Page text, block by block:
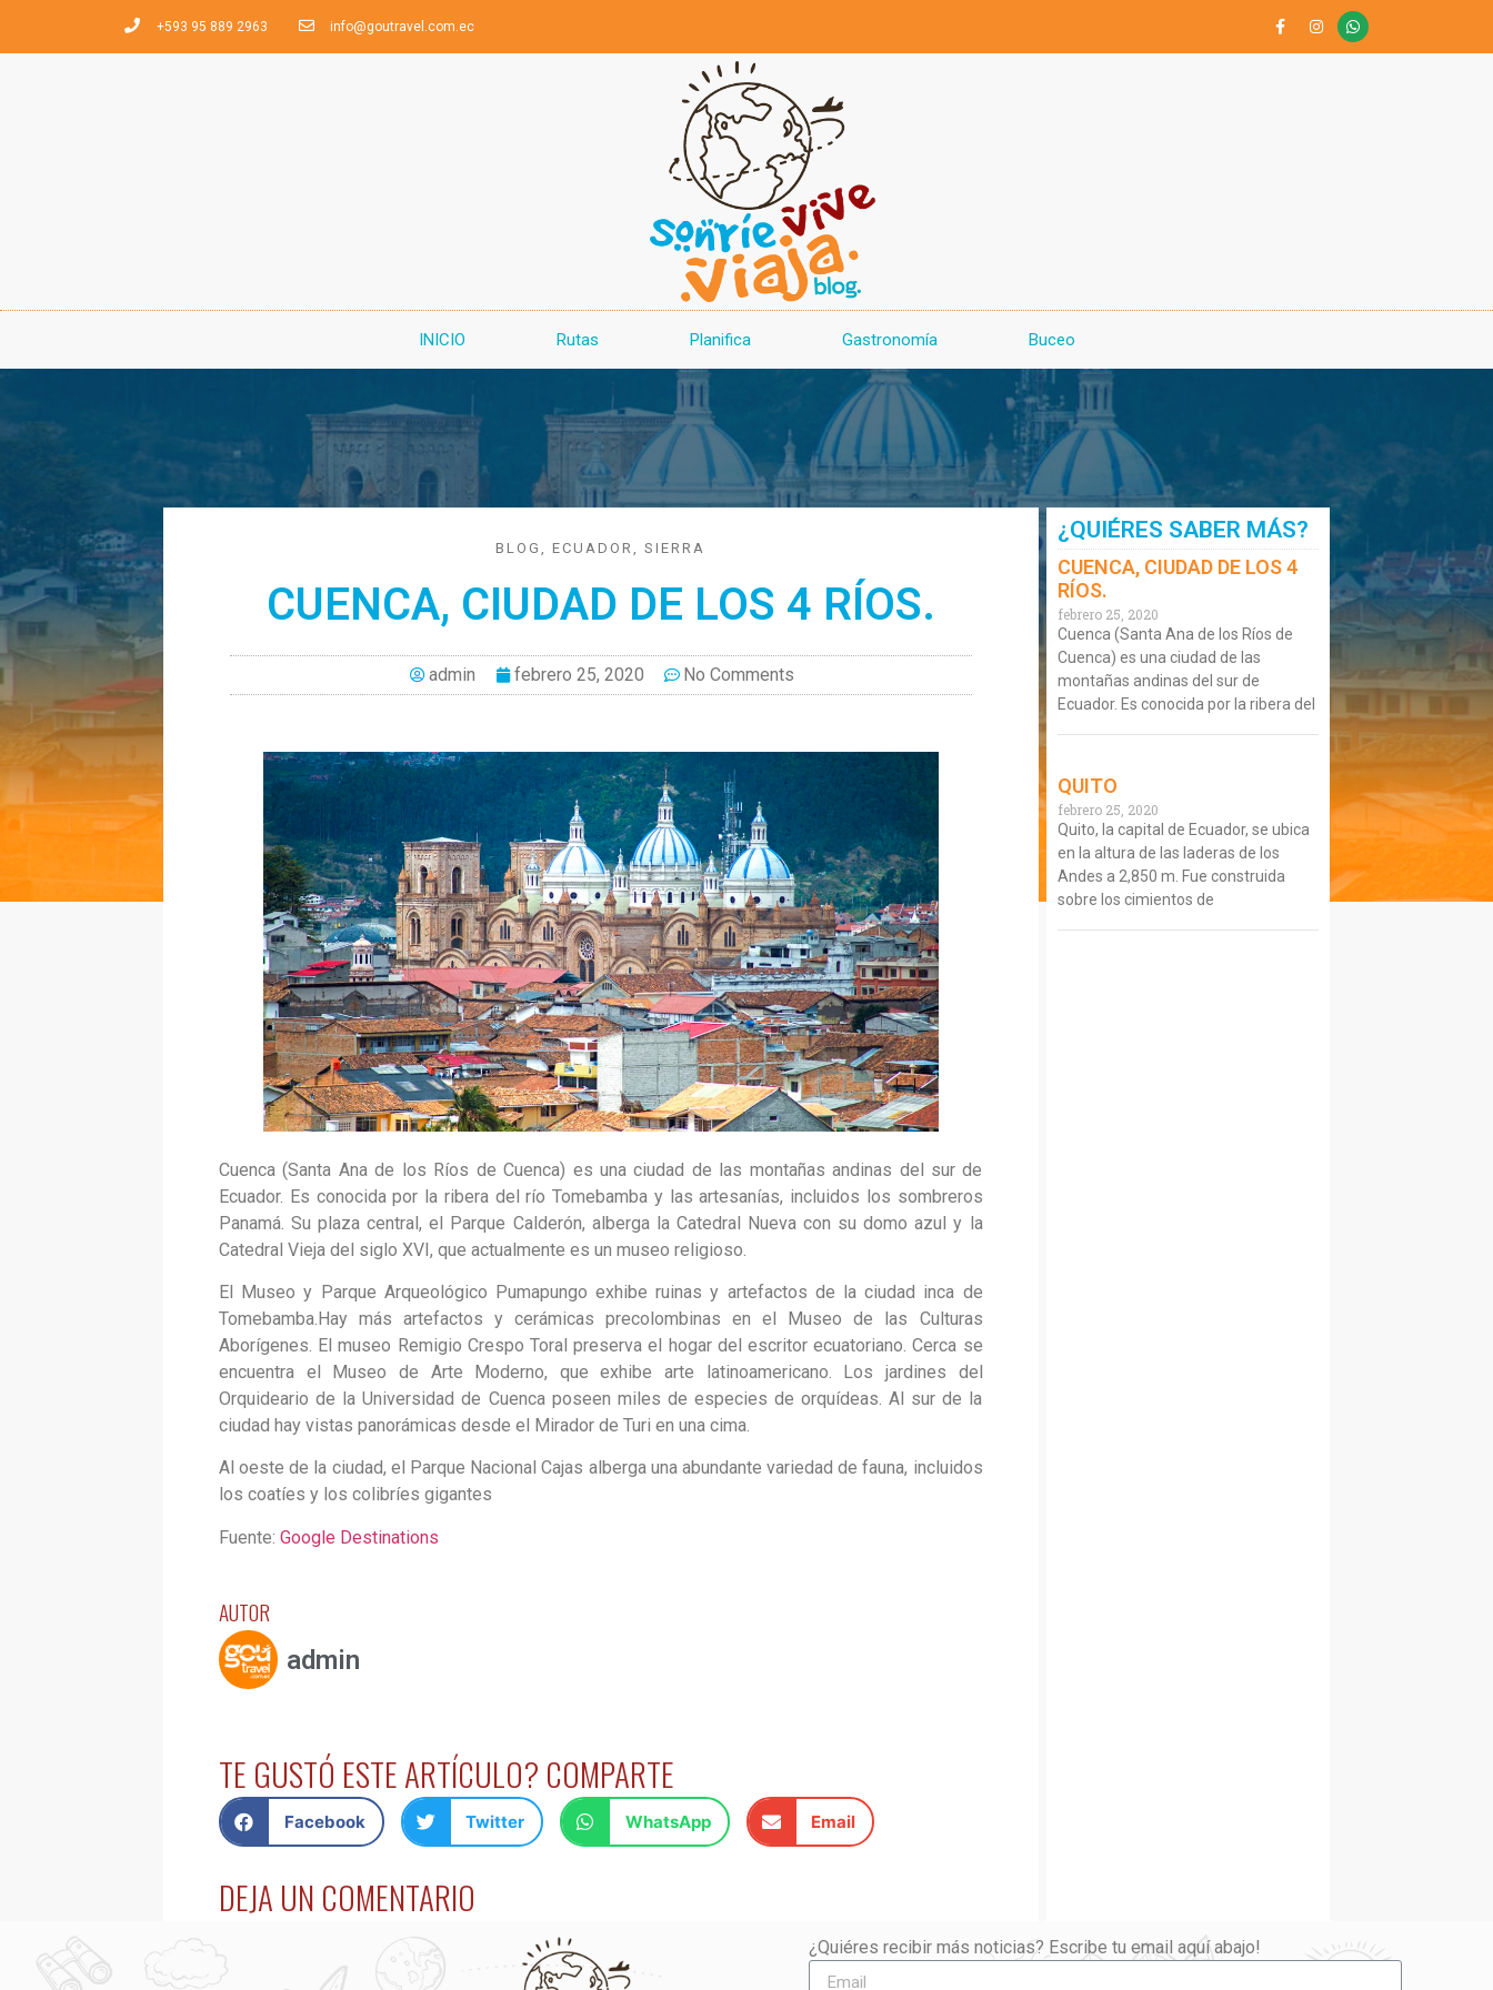
+593 95 889 2963 info@goutravel.com.ec
INICIO Rutas Planifica Gastronomía Buceo
BLOG ,ECUADOR ,SIERRA
CUENCA, CIUDAD DE LOS 4 RÍOS.
admin febrero 25, 2020 No Comments
Cuenca (Santa Ana de los Ríos de Cuenca) es una ciudad de las montañas andinas del sur de
Ecuador. Es conocida por la ribera del río Tomebamba y las artesanías, incluidos los sombreros
Panamá. Su plaza central, el Parque Calderón, alberga la Catedral Nueva con su domo azul y la
Catedral Vieja del siglo XVI, que actualmente es un museo religioso.
El Museo y Parque Arqueológico Pumapungo exhibe ruinas y artefactos de la ciudad inca de
Tomebamba.Hay más artefactos y cerámicas precolombinas en el Museo de las Culturas
Aborígenes. El museo Remigio Crespo Toral preserva el hogar del escritor ecuatoriano. Cerca se
encuentra el Museo de Arte Moderno, que exhibe arte latinoamericano. Los jardines del
Orquideario de la Universidad de Cuenca poseen miles de especies de orquídeas. Al sur de la
ciudad hay vistas panorámicas desde el Mirador de Turi en una cima.
Al oeste de la ciudad, el Parque Nacional Cajas alberga una abundante variedad de fauna, incluidos
los coatíes y los colibríes gigantes
Fuente: Google Destinations
AUTOR
admin
TE GUSTÓ ESTE ARTÍCULO? COMPARTE
Facebook Twitter WhatsApp Email
DEJA UN COMENTARIO
¿QUIÉRES SABER MÁS?
CUENCA, CIUDAD DE LOS 4
RÍOS.
febrero 25, 2020
Cuenca (Santa Ana de los Ríos de
Cuenca) es una ciudad de las
montañas andinas del sur de
Ecuador. Es conocida por la ribera del
QUITO
febrero 25, 2020
Quito, la capital de Ecuador, se ubica
en la altura de las laderas de los
Andes a 2,850 m. Fue construida
sobre los cimientos de
¿Quiéres recibir más noticias? Escribe tu email aquí abajo!